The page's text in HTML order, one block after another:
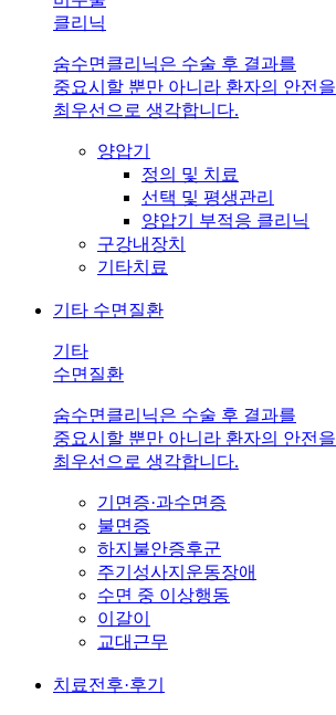
클리닉
숨수면클리닉은 수술 후 결과를
중요시할 뿐만 아니라 환자의 안전을
최우선으로 생각합니다.
양압기
정의 및 치료
선택 및 평생관리
양압기 부적응 클리닉
구강내장치
기타치료
기타 수면질환
기타
수면질환
숨수면클리닉은 수술 후 결과를
중요시할 뿐만 아니라 환자의 안전을
최우선으로 생각합니다.
기면증·과수면증
불면증
하지불안증후군
주기성사지운동장애
수면 중 이상행동
이갈이
교대근무
치료전후·후기